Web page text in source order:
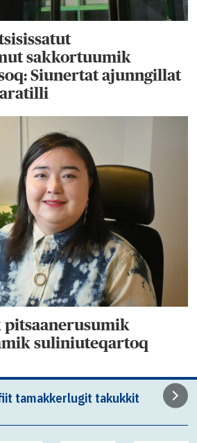
sakkortuumik
Siunertat ajunngillat
suliniuteqartoq
tamakkerlugit takukkit